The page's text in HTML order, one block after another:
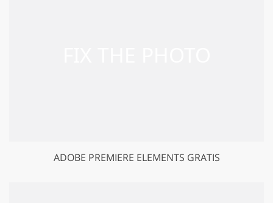
ADOBE PREMIERE ELEMENTS GRATIS